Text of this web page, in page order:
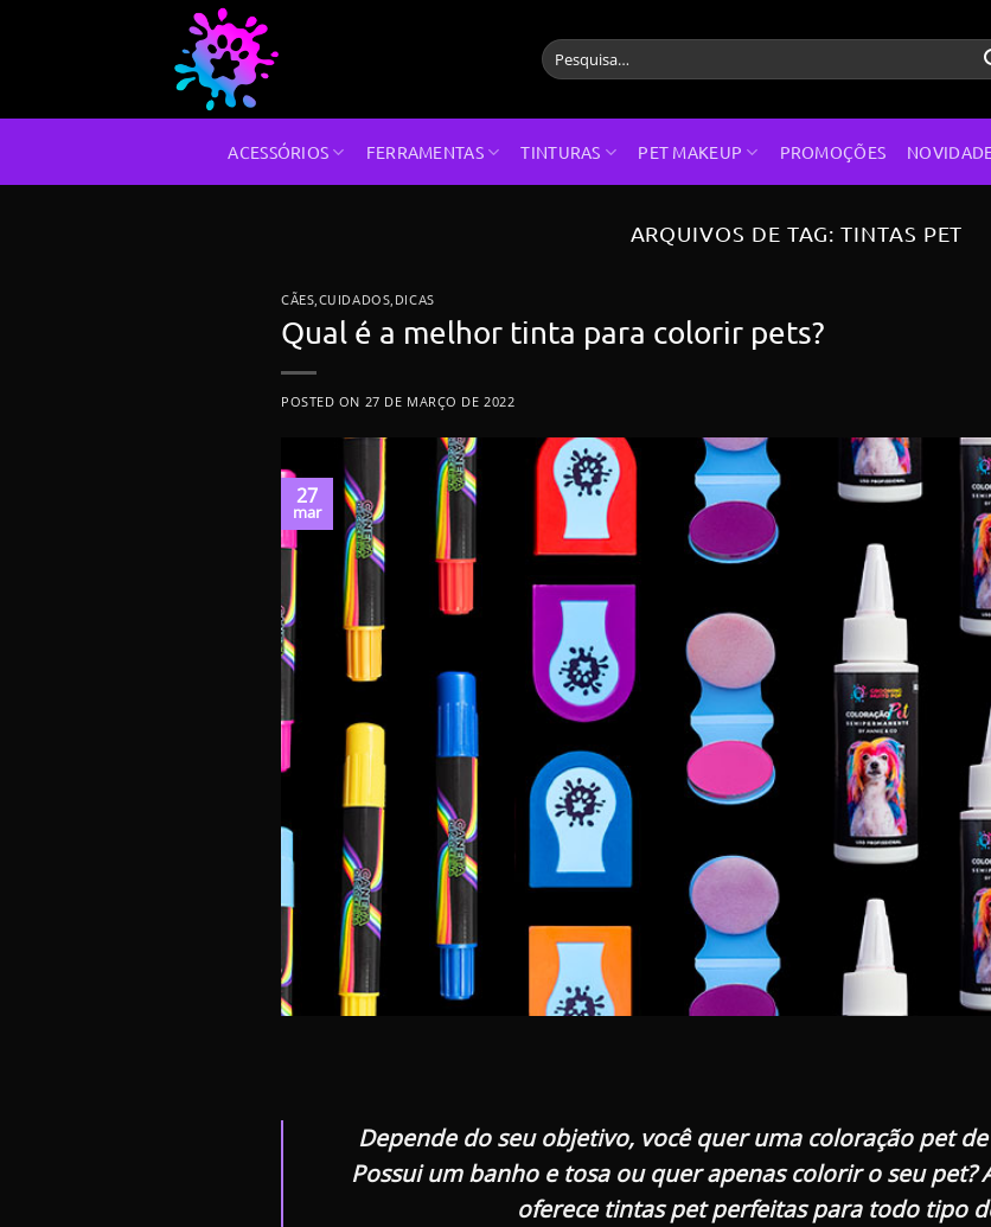
Pesquisar
por:
ACESSÓRIOS FERRAMENTAS TINTURAS PET MAKEUP PROMOÇÕES
ARQUIVOS DE TAG:TINTAS PET
CÃES CUIDADOS DICAS
Qual é a melhor tinta para colorir pets?
POSTED ON 27 DE MARÇO DE 2022
27
mar
Depende do seu objetivo, você quer uma coloração pet
Possui um banho e tosa ou quer apenas colorir o seu pet?
oferece tintas pet perfeitas para todo tipo